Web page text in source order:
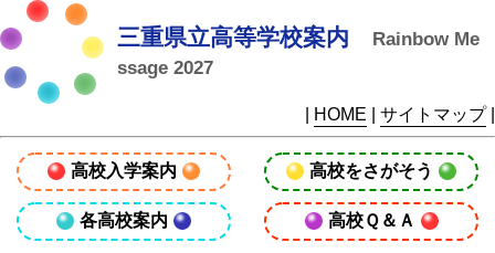
三重県立高等学校案内
Rainbow Me
ssage 2027
HOME サイトマップ|
高校入学案内 高校をさがそう
各高校案内 高校Ｑ＆Ａ